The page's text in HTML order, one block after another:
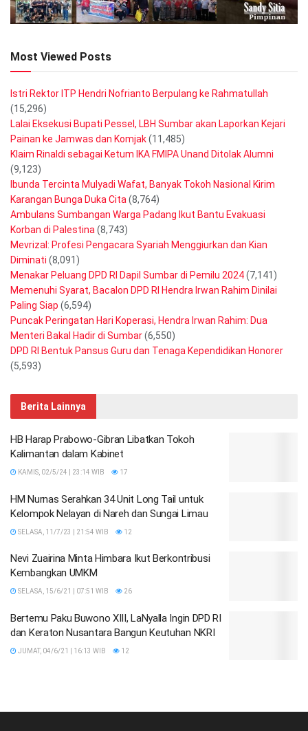
Most Viewed Posts
Istri Rektor ITP Hendri Nofrianto Berpulang ke Rahmatullah
(15,296)
Lalai Eksekusi Bupati Pessel, LBH Sumbar akan Laporkan Kejari
Painan ke Jamwas dan Komjak(11,485)
Klaim Rinaldi sebagai Ketum IKA FMIPA Unand Ditolak Alumni
(9,123)
Ibunda Tercinta Mulyadi Wafat, Banyak Tokoh Nasional Kirim
Karangan Bunga Duka Cita(8,764)
Ambulans Sumbangan Warga Padang Ikut Bantu Evakuasi
Korban di Palestina(8,743)
Mevrizal: Profesi Pengacara Syariah Menggiurkan dan Kian
Diminati (8,091)
Menakar Peluang DPD RI Dapil Sumbar di Pemilu 2024(7,141)
Memenuhi Syarat, Bacalon DPD RI Hendra Irwan Rahim Dinilai
Paling Siap (6,594)
Puncak Peringatan Hari Koperasi, Hendra Irwan Rahim: Dua
Menteri Bakal Hadir di Sumbar(6,550)
DPD RI Bentuk Pansus Guru dan Tenaga Kependidikan Honorer
(5,593)
Berita Lainnya
HB Harap Prabowo-Gibran Libatkan Tokoh
Kalimantan dalam Kabinet
KAMIS, 02/5/24 | 23:14 WIB 17
HM Nurnas Serahkan 34 Unit Long Tail untuk
Kelompok Nelayan di Nareh dan Sungai Limau
SELASA, 11/7/23 | 21:54 WIB 12
Nevi Zuairina Minta Himbara Ikut Berkontribusi
Kembangkan UMKM
SELASA, 15/6/21 | 07:51 WIB 26
Bertemu Paku Buwono XIII, LaNyalla Ingin DPD RI
dan Keraton Nusantara Bangun Keutuhan NKRI
JUMAT, 04/6/21 | 16:13 WIB 12